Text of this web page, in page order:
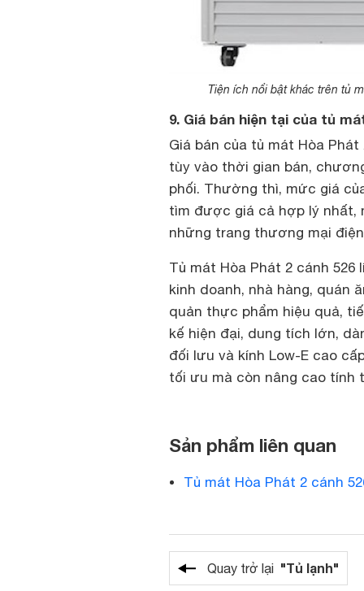
Tiện ích nổi bật khác trên tủ
9. Giá bán hiện tại của tủ
Giá bán của tủ mát Hòa
tùy vào thời gian bán,
phối. Thường thì, mức giá
tìm được giá cả hợp lý nhất,
những trang thương mại
Tủ mát Hòa Phát 2 cánh 526
kinh doanh, nhà hàng, quán
quản thực phẩm hiệu quả,
kế hiện đại, dung tích lớn,
đối lưu và kính Low-E cao
tối ưu mà còn nâng cao tính
Sản phẩm liên quan
Tủ mát Hòa Phát 2 cánh
Quay trở lại "Tủ lạnh"